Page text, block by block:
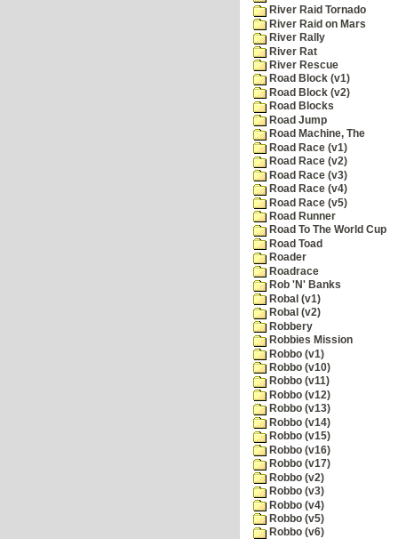
River Raid Tornado
River Raid on Mars
River Rally
River Rat
River Rescue
Road Block (v1)
Road Block (v2)
Road Blocks
Road Jump
Road Machine, The
Road Race (v1)
Road Race (v2)
Road Race (v3)
Road Race (v4)
Road Race (v5)
Road Runner
Road To The World Cup
Road Toad
Roader
Roadrace
Rob 'N' Banks
Robal (v1)
Robal (v2)
Robbery
Robbies Mission
Robbo (v1)
Robbo (v10)
Robbo (v11)
Robbo (v12)
Robbo (v13)
Robbo (v14)
Robbo (v15)
Robbo (v16)
Robbo (v17)
Robbo (v2)
Robbo (v3)
Robbo (v4)
Robbo (v5)
Robbo (v6)